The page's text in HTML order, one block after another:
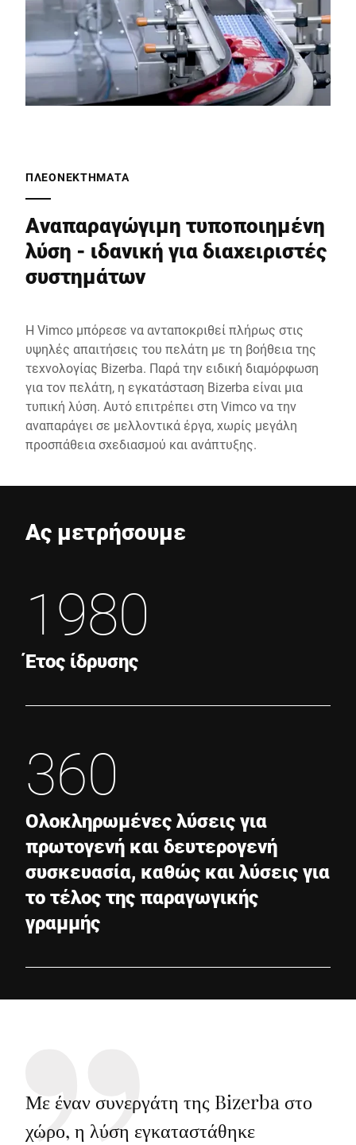
ΠΛΕΟΝΕΚΤΉΜΑΤΑ
Αναπαραγώγιμη τυποποιημένη
λύση - ιδανική για διαχειριστές
συστημάτων
Η Vimco μπόρεσε να ανταποκριθεί πλήρως στις
υψηλές απαιτήσεις του πελάτη με τη βοήθεια της
τεχνολογίας Bizerba. Παρά την ειδική διαμόρφωση
για τον πελάτη, η εγκατάσταση Bizerba είναι μια
τυπική λύση. Αυτό επιτρέπει στη Vimco να την
αναπαράγει σε μελλοντικά έργα, χωρίς μεγάλη
προσπάθεια σχεδιασμού και ανάπτυξης.
Ας μετρήσουμε
1980
Έτος ίδρυσης
360
Ολοκληρωμένες λύσεις για
πρωτογενή και δευτερογενή
συσκευασία, καθώς και λύσεις για
το τέλος της παραγωγικής
γραμμής
Με έναν συνεργάτη της Bizerba στο
χώρο, η λύση εγκαταστάθηκε